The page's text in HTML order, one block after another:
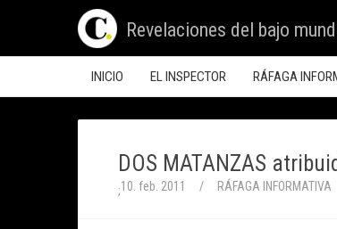
Revelaciones del bajo
INICIO EL INSPECTOR RÁFAGA
DOS MATANZAS
;10. feb. 2011 / RÁFAGA INFORMATIVA